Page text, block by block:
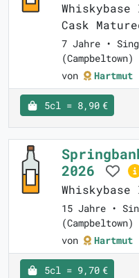
Cask
7 Jahre •
von
Hartmut
5cl = 8,90 €
2026
15 Jahre •
von
Hartmut
5cl = 9,70 €